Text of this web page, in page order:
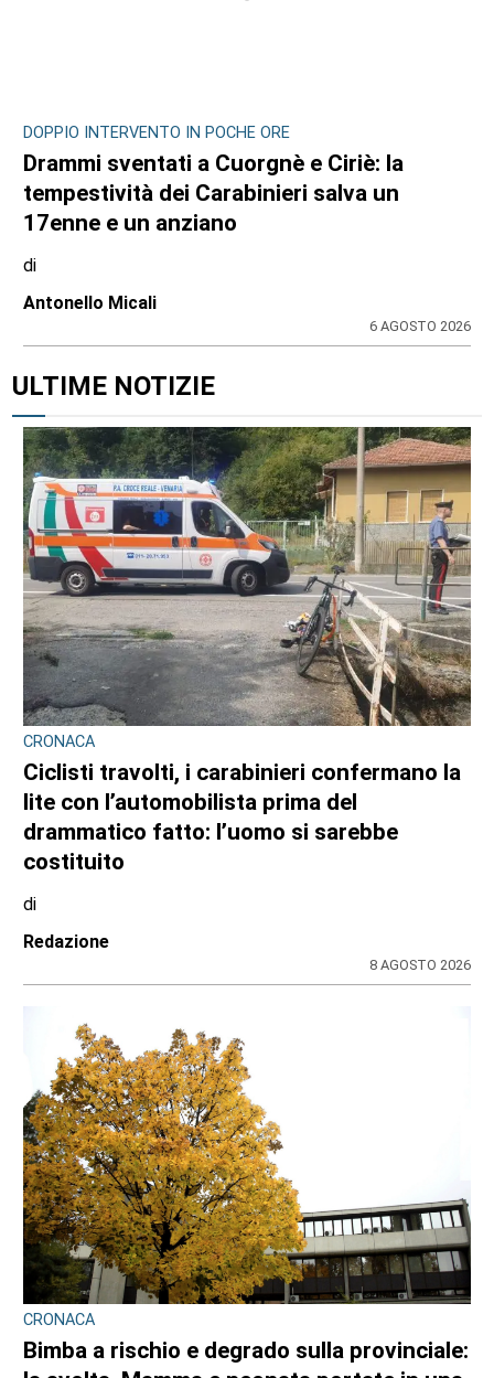
DOPPIO INTERVENTO IN POCHE ORE
Drammi sventati a Cuorgnè e Ciriè: la
tempestività dei Carabinieri salva un
17enne e un anziano
di
Antonello Micali
6 AGOSTO 2026
ULTIME NOTIZIE
CRONACA
Ciclisti travolti, i carabinieri confermano la
lite con l’automobilista prima del
drammatico fatto: l’uomo si sarebbe
costituito
di
Redazione
8 AGOSTO 2026
CRONACA
Bimba a rischio e degrado sulla provinciale: